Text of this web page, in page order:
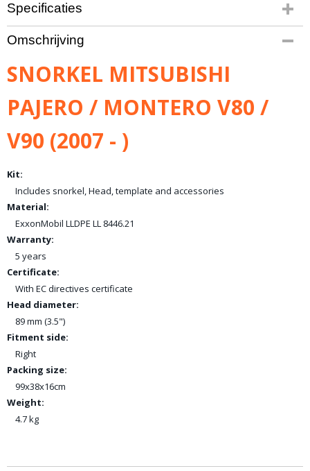
Specificaties
Productcode leverancier
SMM8
Bruto gewicht
4,70 Kg
Omschrijving
SNORKEL MITSUBISHI
PAJERO / MONTERO V80 /
V90 (2007 - )
Kit:
Includes snorkel, Head, template and accessories
Material:
ExxonMobil LLDPE LL 8446.21
Warranty:
5 years
Certificate:
With EC directives certificate
Head diameter:
89 mm (3.5")
Fitment side:
Right
Packing size:
99x38x16cm
Weight:
4.7 kg